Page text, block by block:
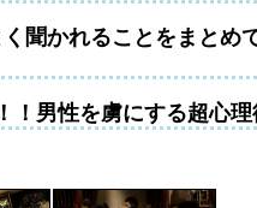
聞かれることをまとめ
！男性を虜にする超心理